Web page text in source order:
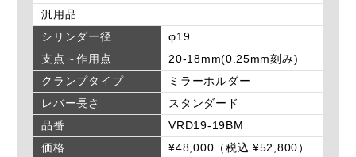
汎用品
シリンダー径
φ19
支点～作用点
20-18mm(0.25mm刻み)
クランプタイプ
ミラーホルダー
レバー長さ
スタンダード
品番
VRD19-19BM
価格
¥48,000（税込 ¥52,800）